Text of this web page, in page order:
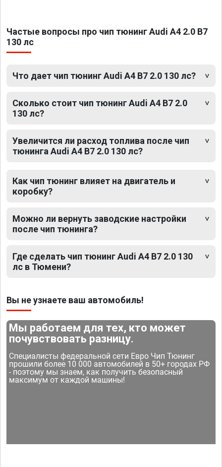
Частые вопросы про чип тюнинг Audi A4 2.0 B7
130 лс
Что дает чип тюнинг Audi A4 B7 2.0 130 лс?
Сколько стоит чип тюнинг Audi A4 B7 2.0
130 лс?
Увеличится ли расход топлива после чип
тюнинга Audi A4 B7 2.0 130 лс?
Как чип тюнинг влияет на двигатель и
коробку?
Можно ли вернуть заводские настройки
после чип тюнинга?
Где сделать чип тюнинг Audi A4 B7 2.0 130
лс в Тюмени?
Вы не узнаете ваш автомобиль!
Мы работаем для тех, кто может
почувствовать разницу.
Специалисты федеральной сети Евро Чип Тюнинг
прошили более 10 000 автомобилей в 50+ городах РФ
- поэтому мы знаем, как получить безопасный
максимум от каждой машины!